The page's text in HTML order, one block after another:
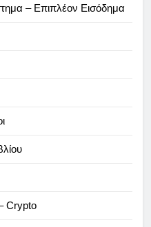
– Επιπλέον Εισόδημα
Crypto